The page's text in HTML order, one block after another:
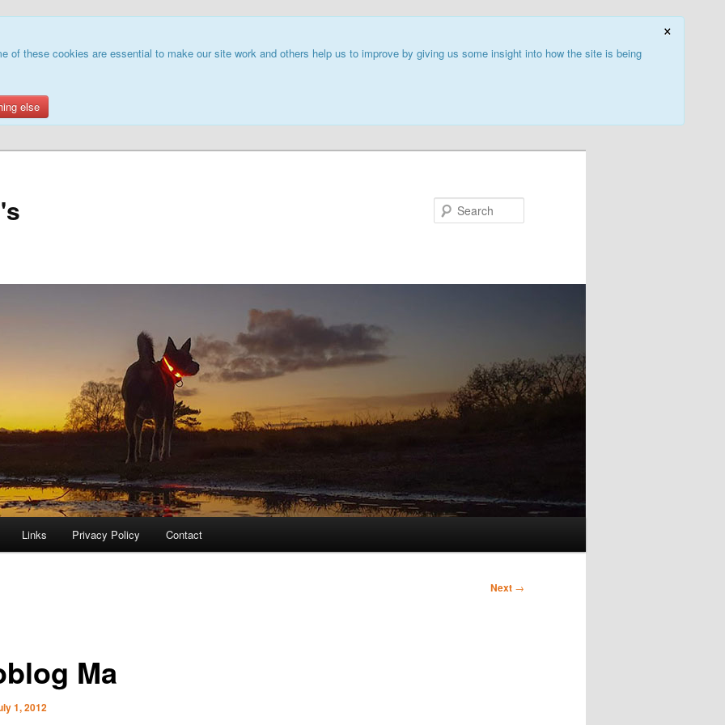
×
of these cookies are essential to make our site work and others help us to improve by giving us some insight into how the site is being
else
Links Privacy Policy Contact
Next →
Ma
1, 2012